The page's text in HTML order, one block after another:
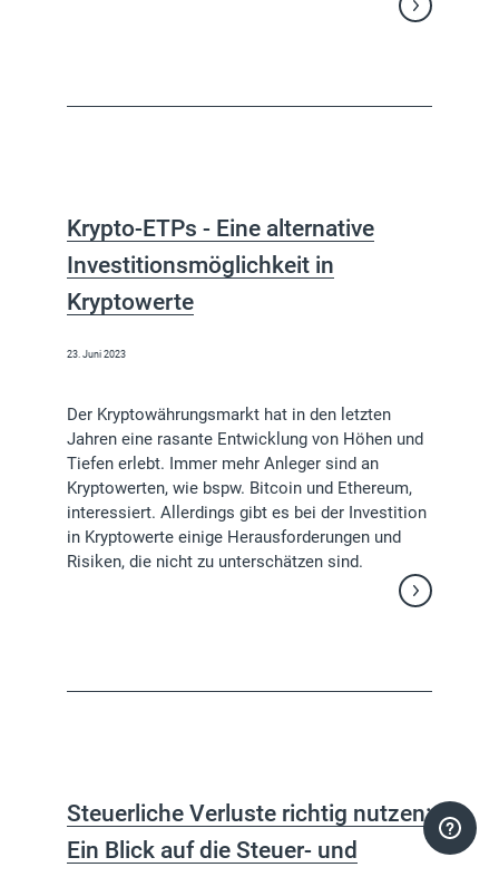
Weiterlesen
Krypto-ETPs - Eine alternative
Investitionsmöglichkeit in
Kryptowerte
23. Juni 2023
Der Kryptowährungsmarkt hat in den letzten
Jahren eine rasante Entwicklung von Höhen und
Tiefen erlebt. Immer mehr Anleger sind an
Kryptowerten, wie bspw. Bitcoin und Ethereum,
interessiert. Allerdings gibt es bei der Investition
in Kryptowerte einige Herausforderungen und
Risiken, die nicht zu unterschätzen sind.
Weiterlesen
Steuerliche Verluste richtig nutzen:
Ein Blick auf die Steuer- und